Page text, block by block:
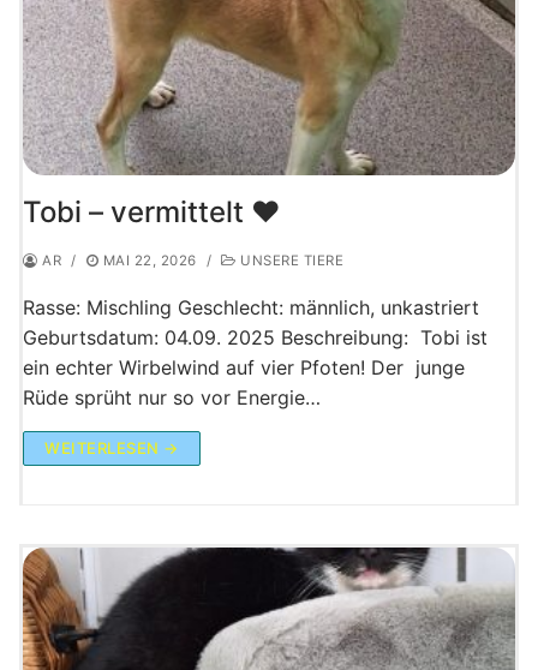
Tobi – vermittelt ♥️
AR / MAI 22, 2026 / UNSERE TIERE
Rasse: Mischling Geschlecht: männlich, unkastriert
Geburtsdatum: 04.09. 2025 Beschreibung: Tobi ist
ein echter Wirbelwind auf vier Pfoten! Der junge
Rüde sprüht nur so vor Energie…
WEITERLESEN →